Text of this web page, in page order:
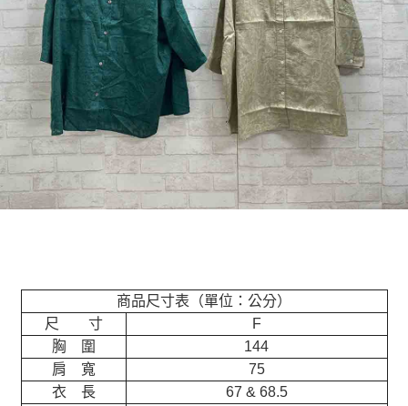
商品尺寸表（單位：公分）
尺 寸
F
胸 圍
144
肩 寬
75
衣 長
67 & 68.5